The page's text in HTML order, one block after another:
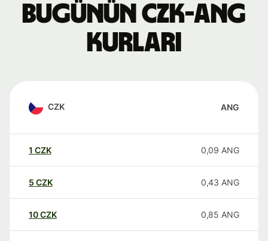
Bugünün CZK-ANG
kurları
CZK ANG
1 CZK 0,09 ANG
5 CZK 0,43 ANG
10CZK 0,85 ANG